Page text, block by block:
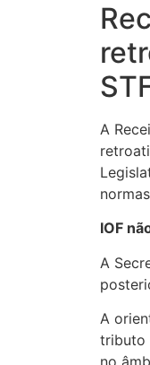
A
IOF
A
A
tributo